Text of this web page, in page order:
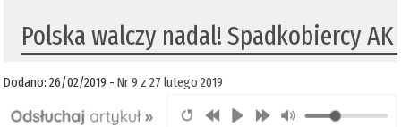
Polska walczy nadal! Spadkobiercy AK
Dodano: 26/02/2019 -Nr 9 z 27 lutego 2019